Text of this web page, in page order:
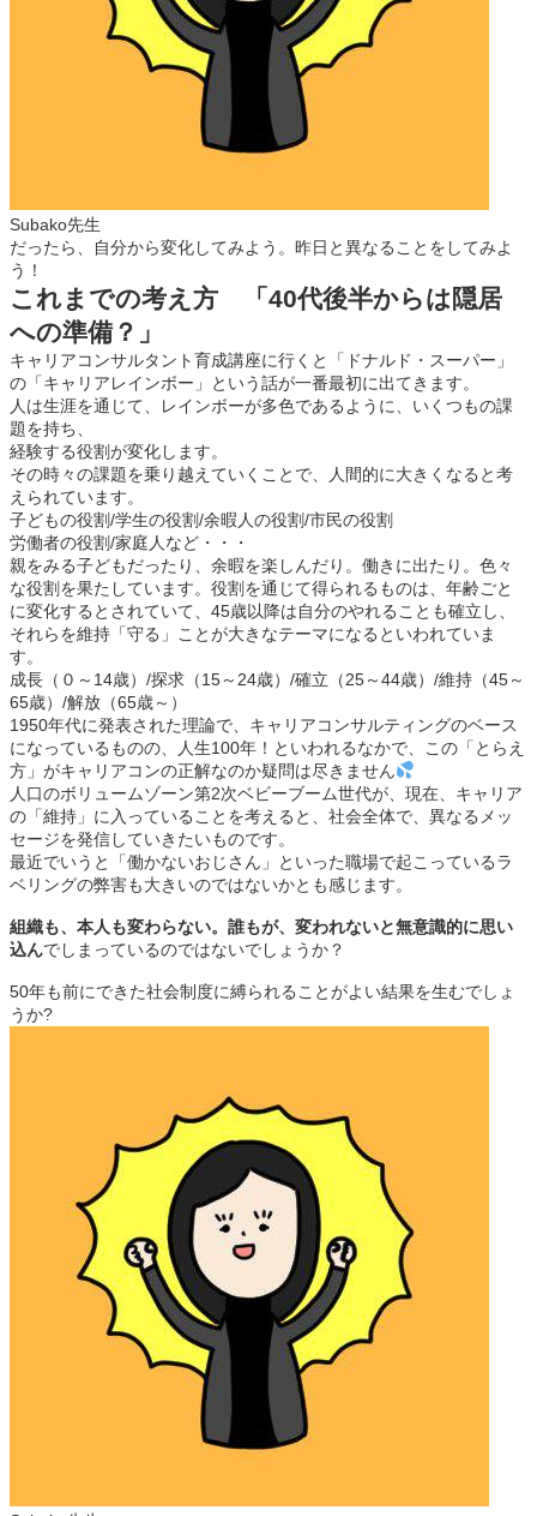
Subako先生
だったら、自分から変化してみよう。昨日と異なることをしてみよ
う！
これまでの考え方 「40代後半からは隠居
への準備？」
キャリアコンサルタント育成講座に行くと「ドナルド・スーパー」
の「キャリアレインボー」という話が一番最初に出てきます。
人は生涯を通じて、レインボーが多色であるように、いくつもの課
題を持ち、
経験する役割が変化します。
その時々の課題を乗り越えていくことで、人間的に大きくなると考
えられています。
子どもの役割/学生の役割/余暇人の役割/市民の役割
労働者の役割/家庭人など・・・
親をみる子どもだったり、余暇を楽しんだり。働きに出たり。色々
な役割を果たしています。役割を通じて得られるものは、年齢ごと
に変化するとされていて、45歳以降は自分のやれることも確立し、
それらを維持「守る」ことが大きなテーマになるといわれていま
す。
成長（０～14歳）/探求（15～24歳）/確立（25～44歳）/維持（45～
65歳）/解放（65歳～）
1950年代に発表された理論で、キャリアコンサルティングのベース
になっているものの、人生100年！といわれるなかで、この「とらえ
方」がキャリアコンの正解なのか疑問は尽きません
人口のボリュームゾーン第2次ベビーブーム世代が、現在、キャリア
の「維持」に入っていることを考えると、社会全体で、異なるメッ
セージを発信していきたいものです。
最近でいうと「働かないおじさん」といった職場で起こっているラ
ベリングの弊害も大きいのではないかとも感じます。
組織も、本人も変わらない。誰もが、変われないと無意識的に思い
込んでしまっているのではないでしょうか？
50年も前にできた社会制度に縛られることがよい結果を生むでしょ
うか?